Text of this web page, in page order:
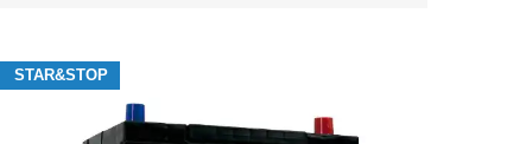
STAR&STOP